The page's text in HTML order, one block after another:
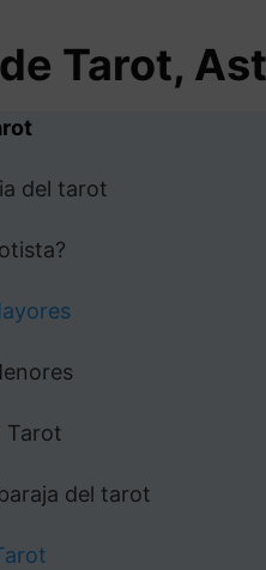
Tarot,
del tarot
Tarot
del tarot